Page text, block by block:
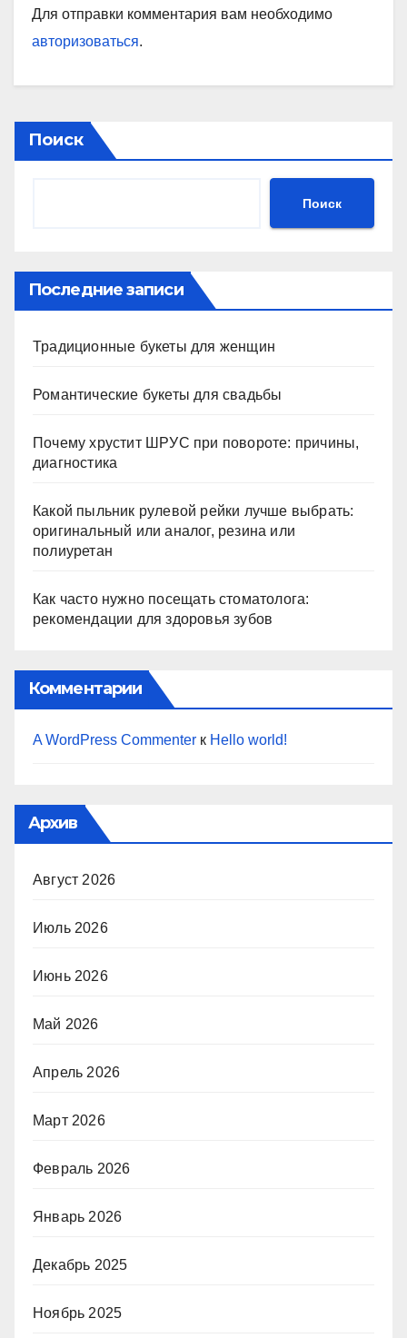
Для отправки комментария вам необходимо
авторизоваться.
Поиск
Поиск
Последние записи
Традиционные букеты для женщин
Романтические букеты для свадьбы
Почему хрустит ШРУС при повороте: причины,
диагностика
Какой пыльник рулевой рейки лучше выбрать:
оригинальный или аналог, резина или
полиуретан
Как часто нужно посещать стоматолога:
рекомендации для здоровья зубов
Комментарии
A WordPress Commenter к Hello world!
Архив
Август 2026
Июль 2026
Июнь 2026
Май 2026
Апрель 2026
Март 2026
Февраль 2026
Январь 2026
Декабрь 2025
Ноябрь 2025